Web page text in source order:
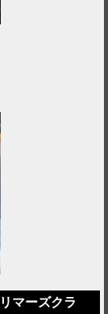
マーズクラ